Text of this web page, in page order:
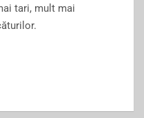
tari, mult mai